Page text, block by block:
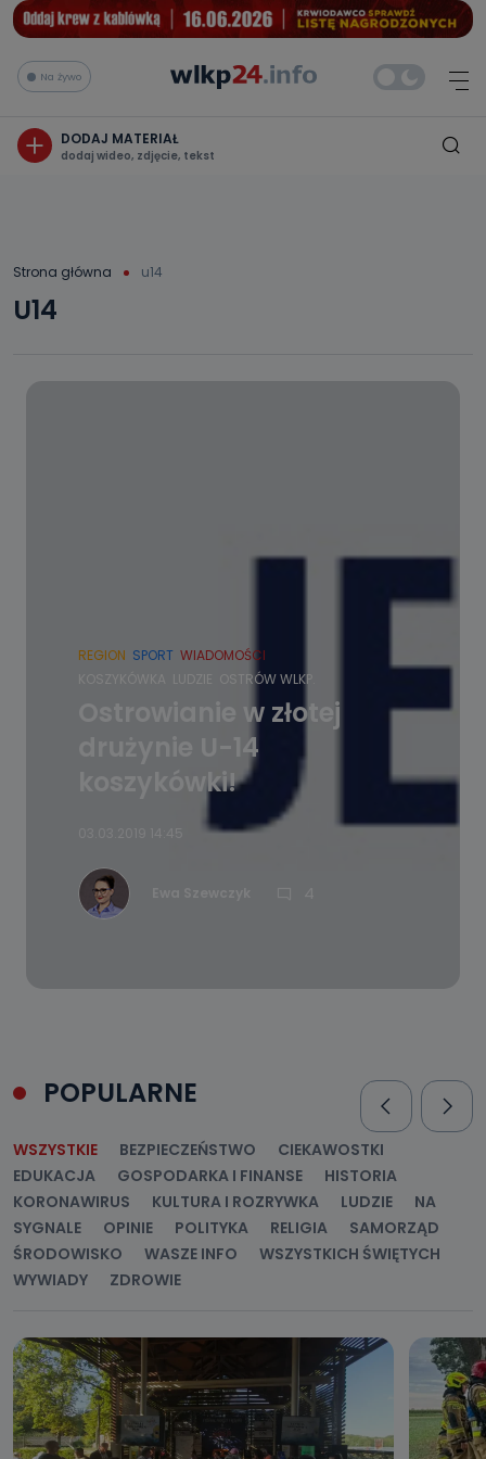
Na żywo
DODAJ MATERIAŁ
dodaj wideo, zdjęcie, tekst
Strona główna u14
U14
REGION SPORT WIADOMOŚCI
KOSZYKÓWKA
LUDZIE OSTRÓW WLKP.
Ostrowianie w złotej
drużynie U-14
koszykówki!
POPULARNE
WSZYSTKIE BEZPIECZEŃSTWO
CIEKAWOSTKI
EDUKACJA
GOSPODARKA I FINANSE
HISTORIA
KORONAWIRUS
KULTURA I ROZRYWKA LUDZIE
NA
SYGNALE
OPINIE POLITYKA RELIGIA
SAMORZĄD
ŚRODOWISKO
WASZE INFO
WSZYSTKICH ŚWIĘTYCH
WYWIADY
ZDROWIE